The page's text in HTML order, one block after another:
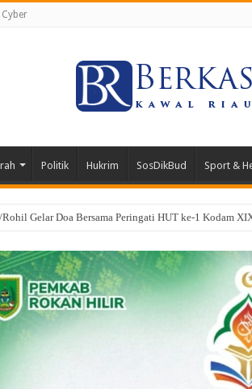
Politik Hukrim SosDikBud Sport &
Sukses Menangkan PK di Mahkamah Agung,